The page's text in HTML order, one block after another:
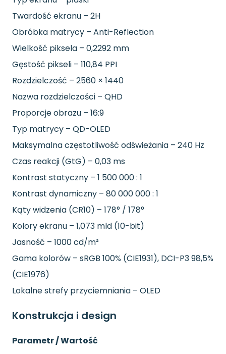
Twardość ekranu – 2H
Obróbka matrycy – Anti-Reflection
Wielkość piksela – 0,2292 mm
Gęstość pikseli – 110,84 PPI
Rozdzielczość – 2560 × 1440
Nazwa rozdzielczości – QHD
Proporcje obrazu – 16:9
Typ matrycy – QD-OLED
Maksymalna częstotliwość odświeżania – 240 Hz
Czas reakcji (GtG) – 0,03 ms
Kontrast statyczny – 1 500 000 : 1
Kontrast dynamiczny – 80 000 000 : 1
Kąty widzenia (CR10) – 178° / 178°
Kolory ekranu – 1,073 mld (10-bit)
Jasność – 1000 cd/m²
Gama kolorów – sRGB 100% (CIE1931), DCI-P3 98,5%
(CIE1976)
Lokalne strefy przyciemniania – OLED
Konstrukcja i design
Parametr / Wartość